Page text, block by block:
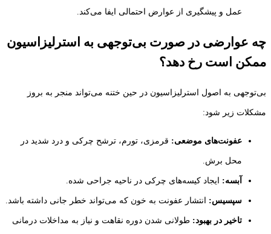
عمل و پیشگیری از عوارض احتمالی ایفا می‌کند.
چه عوارضی در صورت بی‌توجهی به استرلیزاسیون
ممکن است رخ دهد؟
بی‌توجهی به اصول استرلیزاسیون در حین ختنه می‌تواند منجر به بروز
مشکلات زیر شود:
عفونت‌های موضعی: قرمزی، تورم، ترشح چرکی و درد شدید در
محل برش.
آبسه: ایجاد کیسه‌های چرکی در ناحیه جراحی شده.
سپسیس: انتشار عفونت به خون که می‌تواند خطر جانی داشته باشد.
تاخیر در بهبود: طولانی شدن دوره نقاهت و نیاز به مداخلات درمانی